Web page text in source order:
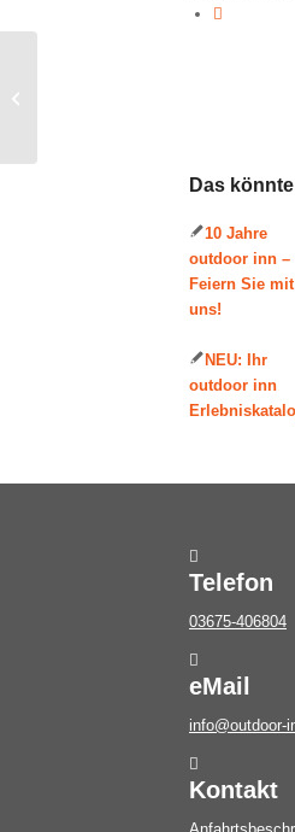
Das
10 Jahre
outdoor inn –
Feiern Sie mit
uns!
NEU: Ihr
outdoor inn
Telefon
03675-406804
eMail
info@outdoor-
Kontakt